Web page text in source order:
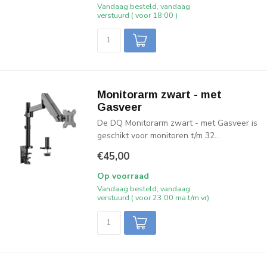
Vandaag besteld, vandaag
verstuurd ( voor 18:00 )
Monitorarm zwart - met
Gasveer
De DQ Monitorarm zwart - met Gasveer is
geschikt voor monitoren t/m 32...
€45,00
Op voorraad
Vandaag besteld, vandaag
verstuurd ( voor 23:00 ma t/m vr)